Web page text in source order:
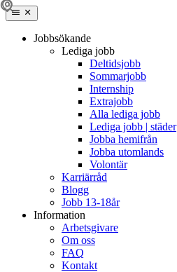
Jobbsökande
Lediga jobb
Deltidsjobb
Sommarjobb
Internship
Extrajobb
Alla lediga jobb
Lediga jobb | städer
Jobba hemifrån
Jobba utomlands
Volontär
Karriärråd
Blogg
Jobb 13-18år
Information
Arbetsgivare
Om oss
FAQ
Kontakt